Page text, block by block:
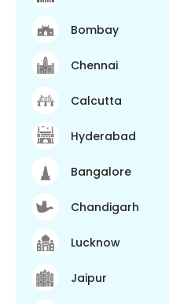
Bombay
Chennai
Calcutta
Hyderabad
Bangalore
Chandigarh
Lucknow
Jaipur